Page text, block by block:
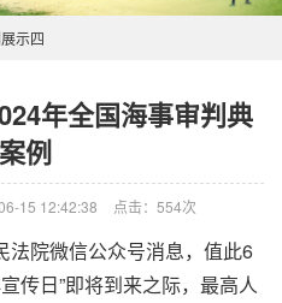
示四
年全国海事审判典
例
15 12:42:38 点击： 554次
院微信公众号消息，值此6
传日”即将到来之际，最高人